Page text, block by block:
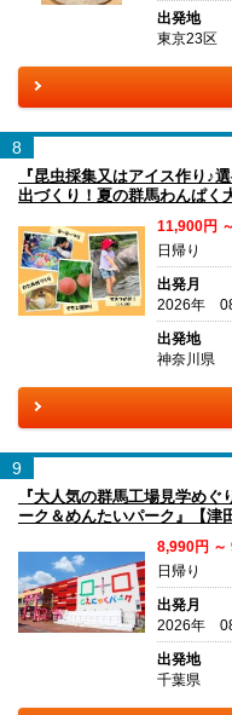
出発地
東京23区
8
『昆虫採集又はアイス作り♪
出づくり！夏の群馬わんぱく
11,900円
日帰り
出発月
2026年
出発地
神奈川県
9
『大人気の群馬工場見学め
ーク＆めんたいパーク』【津
8,990円 ～
日帰り
出発月
2026年
出発地
千葉県